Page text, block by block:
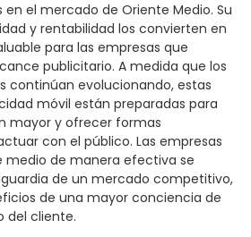
el mercado de Oriente Medio. Su
y rentabilidad los convierten en
para las empresas que
publicitario. A medida que los
continúan evolucionando, estas
móvil están preparadas para
mayor y ofrecer formas
con el público. Las empresas
medio de manera efectiva se
de un mercado competitivo,
de una mayor conciencia de
del cliente.